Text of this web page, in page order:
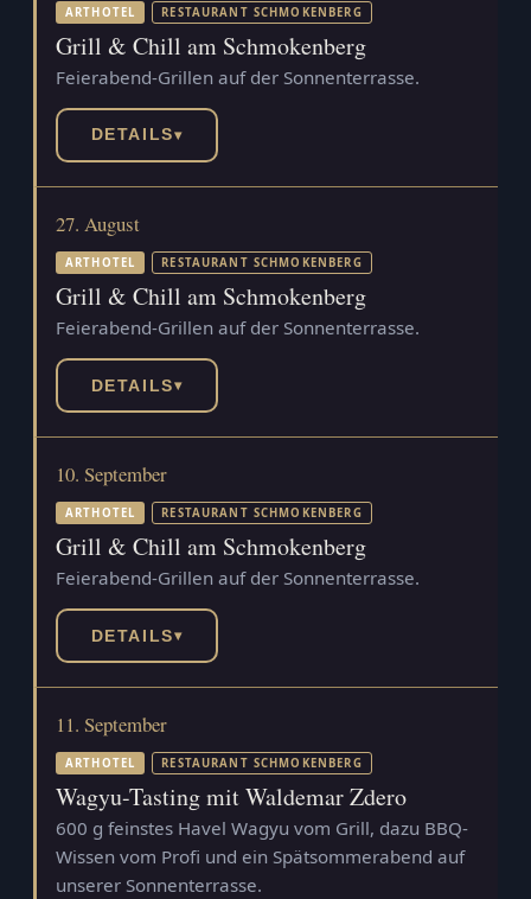
ARTHOTEL RESTAURANT SCHMOKENBERG
Grill & Chill am Schmokenberg
Feierabend-Grillen auf der Sonnenterrasse.
DETAILS▾
27. August
ARTHOTEL RESTAURANT SCHMOKENBERG
Grill & Chill am Schmokenberg
Feierabend-Grillen auf der Sonnenterrasse.
DETAILS▾
10. September
ARTHOTEL RESTAURANT SCHMOKENBERG
Grill & Chill am Schmokenberg
Feierabend-Grillen auf der Sonnenterrasse.
DETAILS▾
11. September
ARTHOTEL RESTAURANT SCHMOKENBERG
Wagyu-Tasting mit Waldemar Zdero
600 g feinstes Havel Wagyu vom Grill, dazu BBQ-
Wissen vom Profi und ein Spätsommerabend auf
unserer Sonnenterrasse.